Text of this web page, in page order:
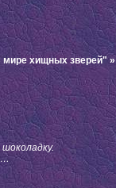
мире хищных зверей" »